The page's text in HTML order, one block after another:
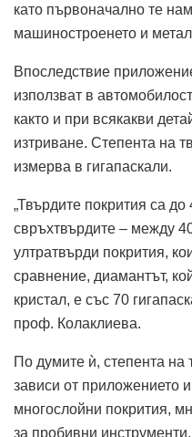
като първоначално те
машиностроенето и
Впоследствие
използват в
както и при всякакви
изтриване. Степента на
измерва в гигапаскали.
„Твърдите покрития са до
свръхтвърдите – между
ултратвърди покрития,
сравнение, диамантът,
кристал, е със 70
проф. Колаклиева.
По думите ѝ, степента на
зависи от приложението
многослойни покрития,
за пробивни